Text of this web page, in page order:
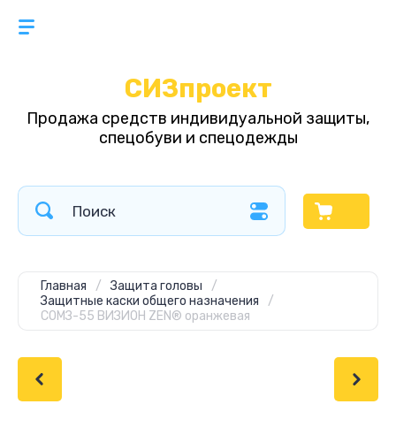
СИЗпроект
Продажа средств индивидуальной защиты,
спецобуви и спецодежды
Главная / Защита головы
/
Защитные каски общего назначения
/
СОМЗ-55 ВИЗИОН ZEN® оранжевая